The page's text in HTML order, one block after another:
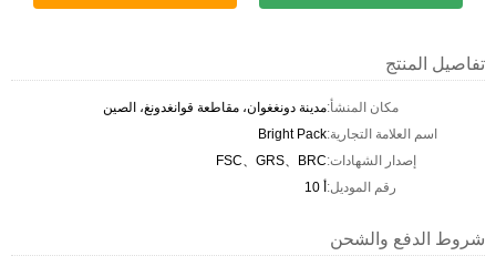
تفاصيل المنتج
مكان المنشأ:مدينة دونغغوان، مقاطعة قوانغدونغ، الصين
اسم العلامة التجارية:Bright Pack
إصدار الشهادات:FSC、GRS、BRC
رقم الموديل:أ 10
شروط الدفع والشحن